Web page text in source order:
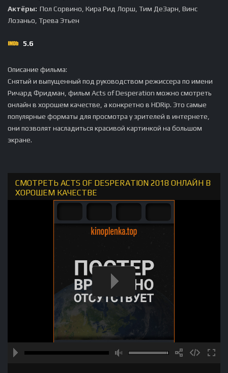
Актёры: Пол Сорвино, Кира Рид Лорш, Тим ДеЗарн, Винс
Лозаньо, Трева Этьен
5.6
Описание фильма:
Снятый и выпущенный под руководством режиссера по имени
Ричард Фридман, фильм Acts of Desperation можно смотреть
онлайн в хорошем качестве, а конкретно в HDRip. Это самые
популярные форматы для просмотра у зрителей в интернете,
они позволят насладиться красивой картинкой на большом
экране.
СМОТРЕТЬ ACTS OF DESPERATION 2018 ОНЛАЙН В
ХОРОШЕМ КАЧЕСТВЕ